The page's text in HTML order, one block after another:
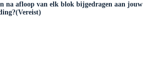
na afloop van elk blok bijgedragen aan jouw
(Vereist)